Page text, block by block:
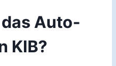
Auto-
KIB?